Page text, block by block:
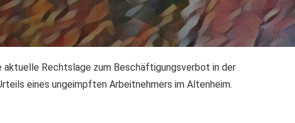
aktuelle Rechtslage zum Beschäftigungsverbot in der
eines ungeimpften Arbeitnehmers im Altenheim.